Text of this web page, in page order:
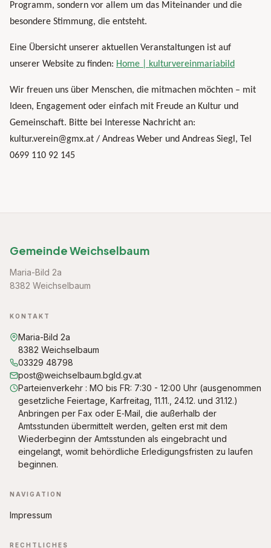
Programm, sondern vor allem um das Miteinander und die
besondere Stimmung, die entsteht.
Eine Übersicht unserer aktuellen Veranstaltungen ist auf
unserer Website zu finden: Home | kulturvereinmariabild
Wir freuen uns über Menschen, die mitmachen möchten – mit
Ideen, Engagement oder einfach mit Freude an Kultur und
Gemeinschaft. Bitte bei Interesse Nachricht an:
kultur.verein@gmx.at / Andreas Weber und Andreas Siegl, Tel
0699 110 92 145
Gemeinde Weichselbaum
Maria-Bild 2a
8382 Weichselbaum
KONTAKT
Maria-Bild 2a
8382 Weichselbaum
03329 48798
post@weichselbaum.bgld.gv.at
Parteienverkehr : MO bis FR: 7:30 - 12:00 Uhr (ausgenommen
gesetzliche Feiertage, Karfreitag, 11.11., 24.12. und 31.12.)
Anbringen per Fax oder E‑Mail, die außerhalb der
Amtsstunden übermittelt werden, gelten erst mit dem
Wiederbeginn der Amtsstunden als eingebracht und
eingelangt, womit behördliche Erledigungsfristen zu laufen
beginnen.
NAVIGATION
Impressum
RECHTLICHES